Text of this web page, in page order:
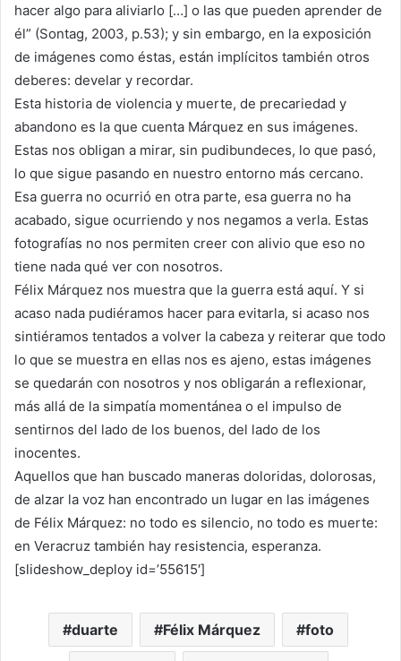
hacer algo para aliviarlo […] o las que pueden aprender de
él” (Sontag, 2003, p.53); y sin embargo, en la exposición
de imágenes como éstas, están implícitos también otros
deberes: develar y recordar.
Esta historia de violencia y muerte, de precariedad y
abandono es la que cuenta Márquez en sus imágenes.
Estas nos obligan a mirar, sin pudibundeces, lo que pasó,
lo que sigue pasando en nuestro entorno más cercano.
Esa guerra no ocurrió en otra parte, esa guerra no ha
acabado, sigue ocurriendo y nos negamos a verla. Estas
fotografías no nos permiten creer con alivio que eso no
tiene nada qué ver con nosotros.
Félix Márquez nos muestra que la guerra está aquí. Y si
acaso nada pudiéramos hacer para evitarla, si acaso nos
sintiéramos tentados a volver la cabeza y reiterar que todo
lo que se muestra en ellas nos es ajeno, estas imágenes
se quedarán con nosotros y nos obligarán a reflexionar,
más allá de la simpatía momentánea o el impulso de
sentirnos del lado de los buenos, del lado de los
inocentes.
Aquellos que han buscado maneras doloridas, dolorosas,
de alzar la voz han encontrado un lugar en las imágenes
de Félix Márquez: no todo es silencio, no todo es muerte:
en Veracruz también hay resistencia, esperanza.
[slideshow_deploy id=’55615′]
duarte Félix Márquez foto